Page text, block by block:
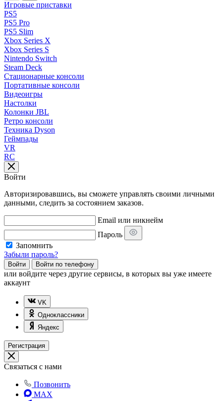
Игровые приставки
PS5
PS5 Pro
PS5 Slim
Xbox Series X
Xbox Series S
Nintendo Switch
Steam Deck
Стационарные консоли
Портативные консоли
Видеоигры
Настолки
Колонки JBL
Ретро консоли
Техника Dyson
Геймпады
VR
RC
Войти
Авторизировавшись, вы сможете управлять своими личными
данными, следить за состоянием заказов.
Email или никнейм
Пароль
Запомнить
Забыли пароль?
Войти Войти по телефону
или войдите через другие сервисы, в которых вы уже имеете
аккаунт
VK
Одноклассники
Яндекс
Регистрация
Связаться с нами
Позвонить
MAX